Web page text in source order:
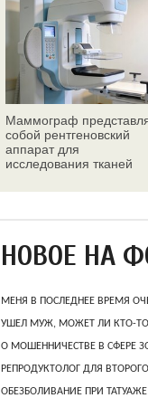
Маммограф
собой рентгеновский
аппарат для
исследования тканей
НОВОЕ НА
МЕНЯ В ПОСЛЕДНЕЕ ВРЕМЯ
УШЕЛ МУЖ, МОЖЕТ ЛИ КТО-ТО
О МОШЕННИЧЕСТВЕ В СФЕРЕ
РЕПРОДУКТОЛОГ ДЛЯ
ОБЕЗБОЛИВАНИЕ ПРИ